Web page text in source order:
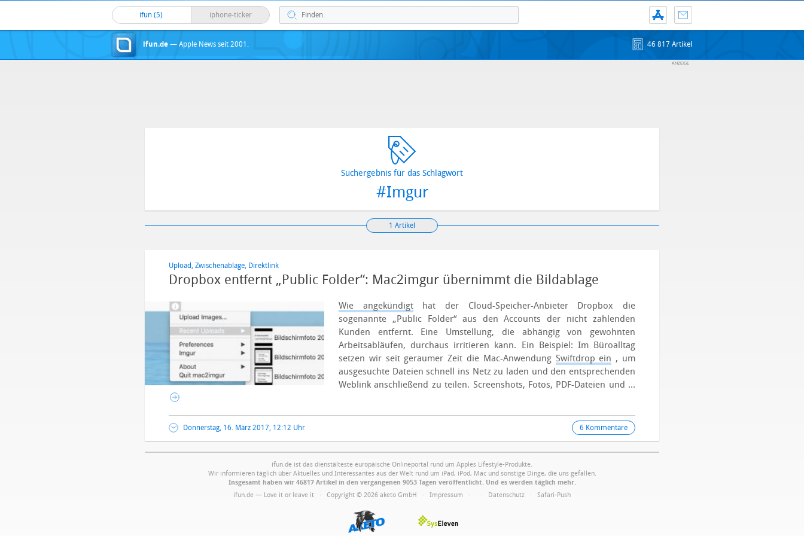
ifun (5) iphone-ticker
ifun.de — Apple News seit 2001. 46 817 Artikel
Suchergebnis für das Schlagwort
#Imgur
1 Artikel
Upload, Zwischenablage, Direktlink
Dropbox entfernt „Public Folder“: Mac2imgur übernimmt die Bildablage
Wie angekündigthat der Cloud-Speicher-Anbieter Dropbox die
sogenannte „Public Folder“ aus den Accounts der nicht zahlenden
Kunden entfernt. Eine Umstellung, die abhängig von gewohnten
Arbeitsabläufen, durchaus irritieren kann. Ein Beispiel: Im Büroalltag
setzen wir seit geraumer Zeit die Mac-Anwendung Swiftdrop ein , um
ausgesuchte Dateien schnell ins Netz zu laden und den entsprechenden
Weblink anschließend zu teilen. Screenshots, Fotos, PDF-Dateien und ...
Donnerstag, 16. März 2017, 12:12 Uhr 6 Kommentare
ifun.de ist das dienstälteste europäische Onlineportal rund um Apples Lifestyle-Produkte.
Wir informieren täglich über Aktuelles und Interessantes aus der Welt rund um iPad, iPod, Mac und sonstige Dinge, die uns gefallen.
Insgesamt haben wir 46817 Artikel in den vergangenen 9053 Tagen veröffentlicht. Und es werden täglich mehr.
ifun.de — Love it or leave it · Copyright © 2026 aketo GmbH · Impressum · · Datenschutz · Safari-Push